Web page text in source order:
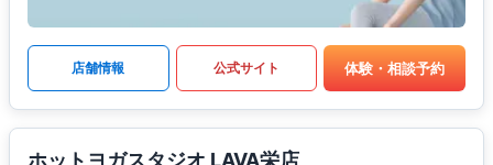
店舗情報 公式サイト 体験・相談予約
ホットヨガスタジオ LAVA栄店